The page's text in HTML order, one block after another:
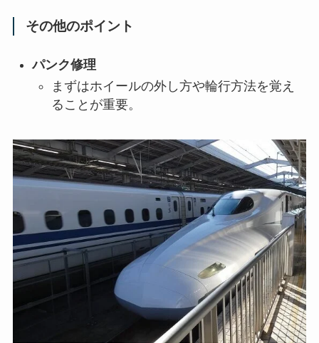
その他のポイント
パンク修理
まずはホイールの外し方や輪行方法を覚え
ることが重要。